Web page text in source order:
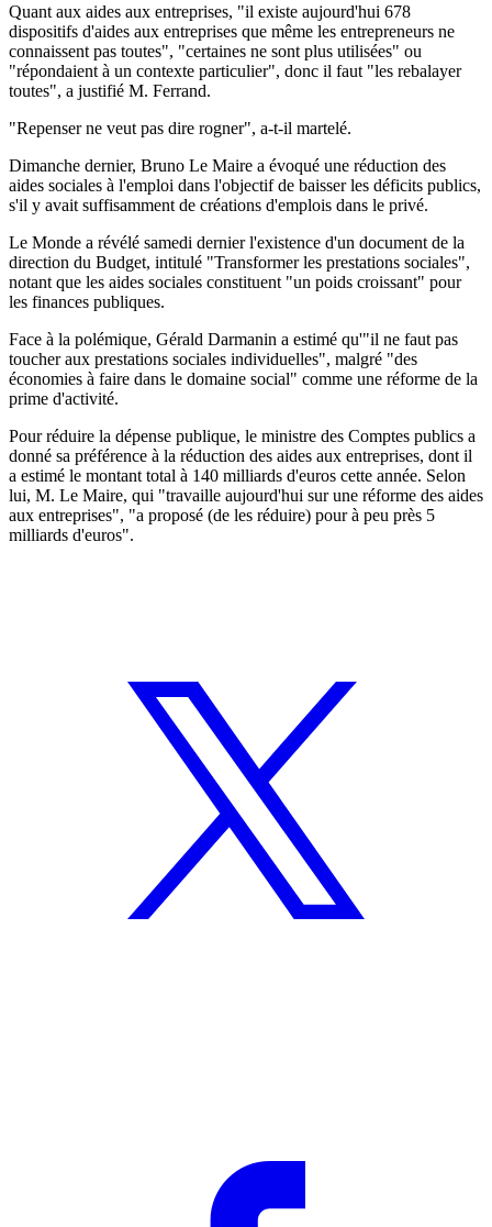
Quant aux aides aux entreprises, "il existe aujourd'hui 678
dispositifs d'aides aux entreprises que même les entrepreneurs ne
connaissent pas toutes", "certaines ne sont plus utilisées" ou
"répondaient à un contexte particulier", donc il faut "les rebalayer
toutes", a justifié M. Ferrand.
"Repenser ne veut pas dire rogner", a-t-il martelé.
Dimanche dernier, Bruno Le Maire a évoqué une réduction des
aides sociales à l'emploi dans l'objectif de baisser les déficits publics,
s'il y avait suffisamment de créations d'emplois dans le privé.
Le Monde a révélé samedi dernier l'existence d'un document de la
direction du Budget, intitulé "Transformer les prestations sociales",
notant que les aides sociales constituent "un poids croissant" pour
les finances publiques.
Face à la polémique, Gérald Darmanin a estimé qu'"il ne faut pas
toucher aux prestations sociales individuelles", malgré "des
économies à faire dans le domaine social" comme une réforme de la
prime d'activité.
Pour réduire la dépense publique, le ministre des Comptes publics a
donné sa préférence à la réduction des aides aux entreprises, dont il
a estimé le montant total à 140 milliards d'euros cette année. Selon
lui, M. Le Maire, qui "travaille aujourd'hui sur une réforme des aides
aux entreprises", "a proposé (de les réduire) pour à peu près 5
milliards d'euros".